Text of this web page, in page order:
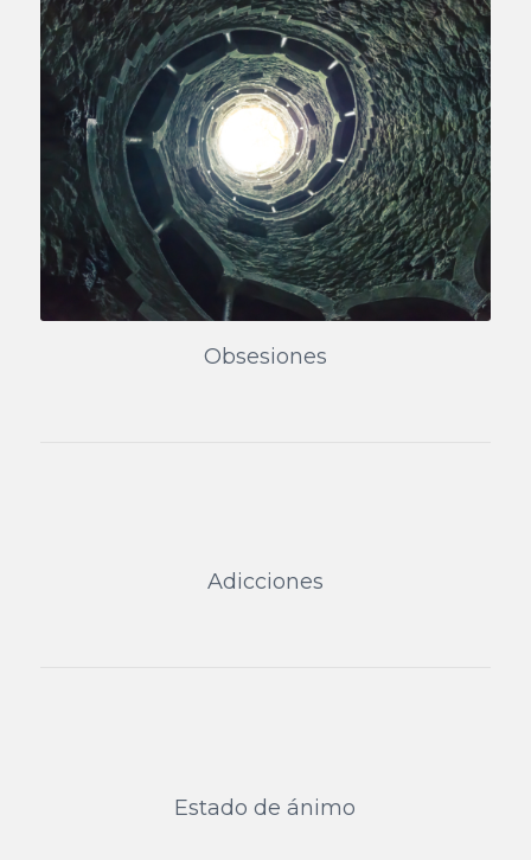
Obsesiones
Adicciones
Estado de ánimo